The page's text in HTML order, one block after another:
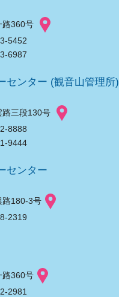
路360号
5452
6987
センター (観音山管理所)
路三段130号
8888
9444
センター
路180-3号
2319
路360号
2981